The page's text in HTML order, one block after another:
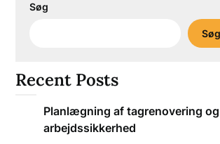
Søg
Søg
Recent Posts
Planlægning af tagrenovering og
arbejdssikkerhed